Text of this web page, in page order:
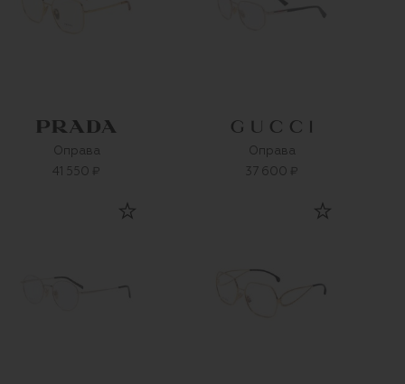
Оправа
41 550 ₽
Оправа
37 600 ₽